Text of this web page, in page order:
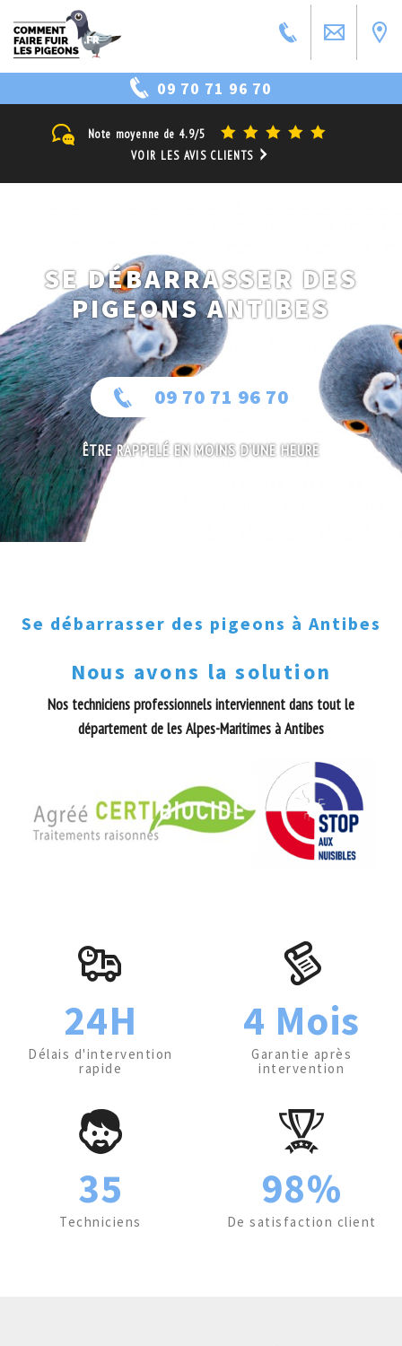
09 70 71 96 70
Note moyenne de 4.9/5
VOIR LES AVIS CLIENTS
SE DÉBARRASSER DES
PIGEONS ANTIBES
09 70 71 96 70
ÊTRE RAPPELÉ EN MOINS D'UNE HEURE
Se débarrasser des pigeons à Antibes
Nous avons la solution
Nos techniciens professionnels interviennent dans tout le
département de les Alpes-Maritimes à Antibes
24H
Délais d'intervention
rapide
4 Mois
Garantie après
intervention
35
Techniciens
98%
De satisfaction client